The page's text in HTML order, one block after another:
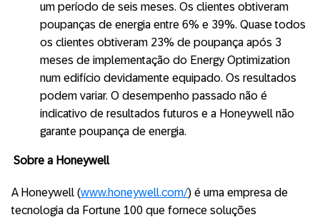
um período de seis meses. Os clientes obtiveram
poupanças de energia entre 6% e 39%. Quase todos
os clientes obtiveram 23% de poupança após 3
meses de implementação do Energy Optimization
num edifício devidamente equipado. Os resultados
podem variar. O desempenho passado não é
indicativo de resultados futuros e a Honeywell não
garante poupança de energia.
Sobre a Honeywell
A Honeywell (www.honeywell.com/) é uma empresa de
tecnologia da Fortune 100 que fornece soluções